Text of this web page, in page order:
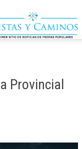
Provincial